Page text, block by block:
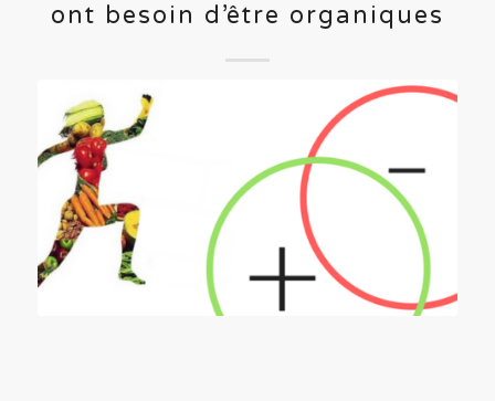
ont besoin d’être organiques